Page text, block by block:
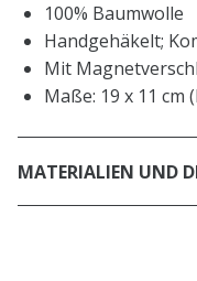
100% Baumwolle
Handgehäkelt;
Mit
Maße: 19 x 11 cm
MATERIALIEN UND